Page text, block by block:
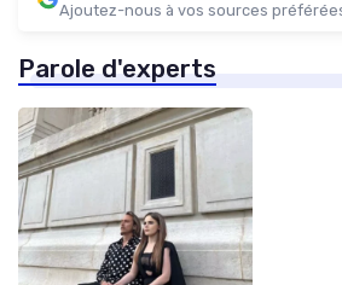
Ajoutez-nous à vos sources
Parole d'experts